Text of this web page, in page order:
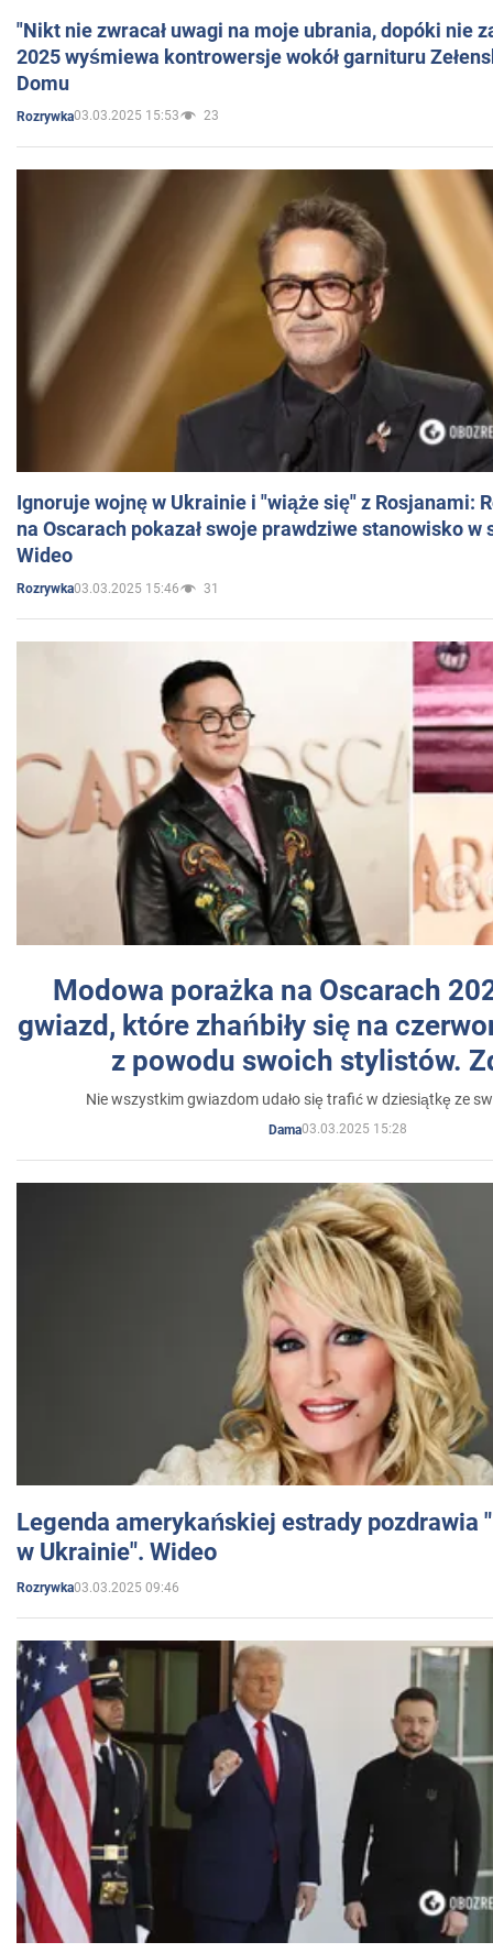
"Nikt nie zwracał uwagi na moje ubrania, dopóki nie
2025 wyśmiewa kontrowersje wokół garnituru
Domu
Rozrywka03.03.2025 15:53 23
Ignoruje wojnę w Ukrainie i "wiąże się" z Rosjanami:
na Oscarach pokazał swoje prawdziwe stanowisko w
Wideo
Rozrywka03.03.2025 15:46 31
Modowa porażka na Oscarach
gwiazd, które zhańbiły się na
z powodu swoich stylistów.
Nie wszystkim gwiazdom udało się trafić w dziesiątkę ze
Dama03.03.2025 15:28
Legenda amerykańskiej estrady pozdrawia
w Ukrainie". Wideo
Rozrywka03.03.2025 09:46